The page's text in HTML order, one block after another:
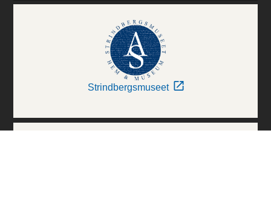
Strindbergsmuseet